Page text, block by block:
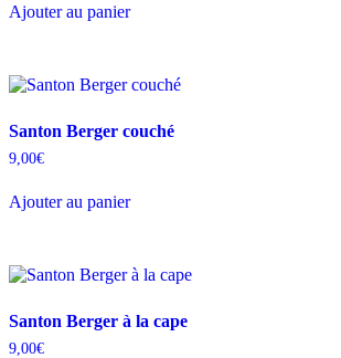
Ajouter au panier
Santon Berger couché
9,00€
Ajouter au panier
Santon Berger à la cape
9,00€